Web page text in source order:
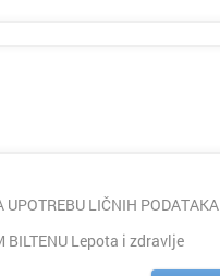
UPOTREBU LIČNIH PODATAKA
BILTENU Lepota i zdravlje